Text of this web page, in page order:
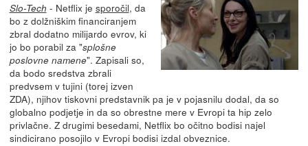
Slo-Tech - Netflix je sporočil, da
bo z dolžniškim financiranjem
zbral dodatno milijardo evrov, ki
jo bo porabil za "splošne
poslovne namene". Zapisali so,
da bodo sredstva zbrali
predvsem v tujini (torej izven
ZDA), njihov tiskovni predstavnik pa je v pojasnilu dodal, da so
globalno podjetje in da so obrestne mere v Evropi ta hip zelo
privlačne. Z drugimi besedami, Netflix bo očitno bodisi najel
sindicirano posojilo v Evropi bodisi izdal obveznice.